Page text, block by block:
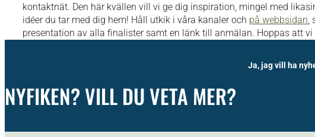
kontaktnät. Den här kvällen vill vi ge dig inspiration, mingel med
idéer du tar med dig hem! Håll utkik i våra kanaler och på webbsidan
presentation av alla finalister samt en länk till anmälan. Hoppas att vi
NYFIKEN? VILL DU VETA MER?
Ja, jag vill ha